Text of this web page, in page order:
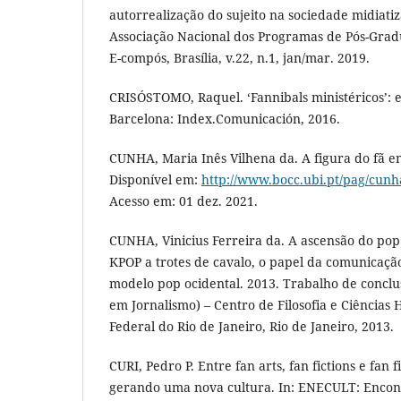
autorrealização do sujeito na sociedade
Associação Nacional dos Programas de Pós-
E-compós, Brasília, v.22, n.1, jan/mar. 2019.
CRISÓSTOMO, Raquel. ‘Fannibals ministéricos’:
Barcelona: Index.Comunicación, 2016.
CUNHA, Maria Inês Vilhena da. A figura do fã
Disponível em: http://www.bocc.ubi.pt/pag/
Acesso em: 01 dez. 2021.
CUNHA, Vinicius Ferreira da. A ascensão do
KPOP a trotes de cavalo, o papel da
modelo pop ocidental. 2013. Trabalho de
em Jornalismo) – Centro de Filosofia e Ciências
Federal do Rio de Janeiro, Rio de Janeiro, 2013.
CURI, Pedro P. Entre fan arts, fan fictions e fan
gerando uma nova cultura. In: ENECULT: